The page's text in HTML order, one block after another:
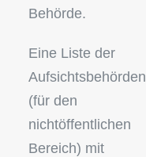
Behörde.
Eine Liste der
Aufsichtsbehörden
(für den
nichtöffentlichen
Bereich) mit